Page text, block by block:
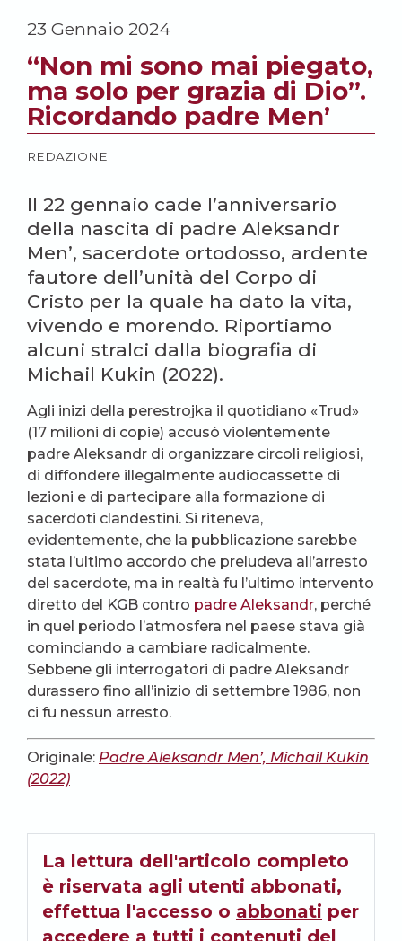
23 Gennaio 2024
“Non mi sono mai piegato,
ma solo per grazia di Dio”.
Ricordando padre Men’
REDAZIONE
Il 22 gennaio cade l’anniversario
della nascita di padre Aleksandr
Men’, sacerdote ortodosso, ardente
fautore dell’unità del Corpo di
Cristo per la quale ha dato la vita,
vivendo e morendo. Riportiamo
alcuni stralci dalla biografia di
Michail Kukin (2022).
Agli inizi della perestrojka il quotidiano «Trud»
(17 milioni di copie) accusò violentemente
padre Aleksandr di organizzare circoli religiosi,
di diffondere illegalmente audiocassette di
lezioni e di partecipare alla formazione di
sacerdoti clandestini. Si riteneva,
evidentemente, che la pubblicazione sarebbe
stata l’ultimo accordo che preludeva all’arresto
del sacerdote, ma in realtà fu l’ultimo intervento
diretto del KGB contro padre Aleksandr, perché
in quel periodo l’atmosfera nel paese stava già
cominciando a cambiare radicalmente.
Sebbene gli interrogatori di padre Aleksandr
durassero fino all’inizio di settembre 1986, non
ci fu nessun arresto.
Originale: Padre Aleksandr Men’, Michail Kukin
(2022)
La lettura dell'articolo completo
è riservata agli utenti abbonati,
effettua l'accesso o abbonati per